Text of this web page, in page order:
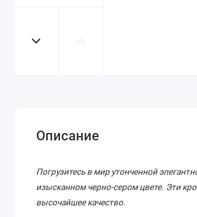
Описание
Погрузитесь в мир утонченной
изысканном черно-сером цвете. Эти
высочайшее качество.